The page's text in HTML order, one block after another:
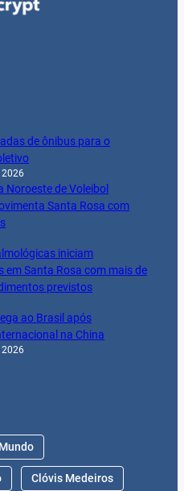
de ônibus para o
Noroeste de Voleibol
Santa Rosa com
iniciam
em Santa Rosa com mais de
previstos
ao Brasil após
na China
Clóvis Medeiros